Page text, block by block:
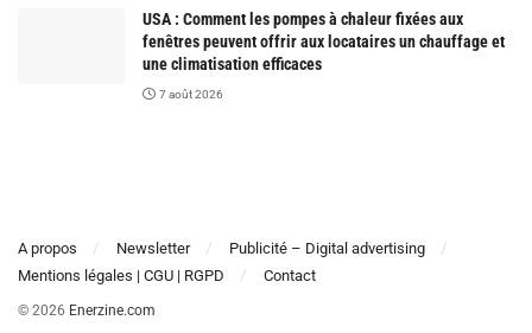
USA : Comment les pompes à chaleur fixées aux
fenêtres peuvent offrir aux locataires un chauffage et
une climatisation efficaces
7 août 2026
A propos Newsletter
Publicité – Digital advertising
Mentions légales | CGU | RGPD
Contact
© 2026 Enerzine.com